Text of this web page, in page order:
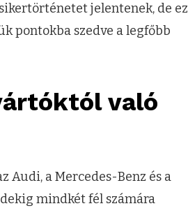
jelentenek, de ez
pontokba szedve a legfőbb
való
a Mercedes-Benz és a
mindkét fél számára